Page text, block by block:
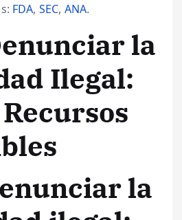
FDA, SEC, ANA.
la
Ilegal:
la